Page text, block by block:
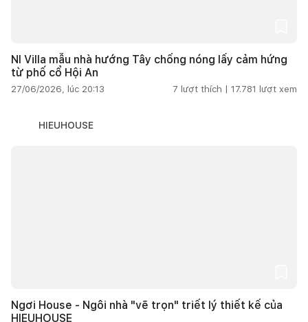
NI Villa mẫu nhà hướng Tây chống nóng lấy cảm hứng
từ phố cổ Hội An
27/06/2026, lúc 20:13 7 lượt thích | 17.781 lượt xem
HIEUHOUSE
Ngơi House - Ngôi nhà "vẽ trọn" triết lý thiết kế của
HIEUHOUSE